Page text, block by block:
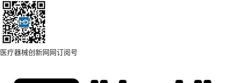
医疗器械创新网网订阅号